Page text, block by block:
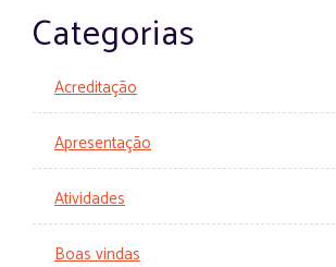
Categorias
Acreditação
Apresentação
Atividades
Boas vindas